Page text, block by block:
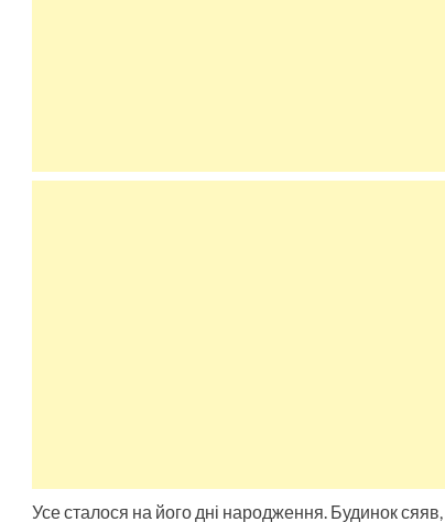
Усе сталося на його дні народження. Будинок